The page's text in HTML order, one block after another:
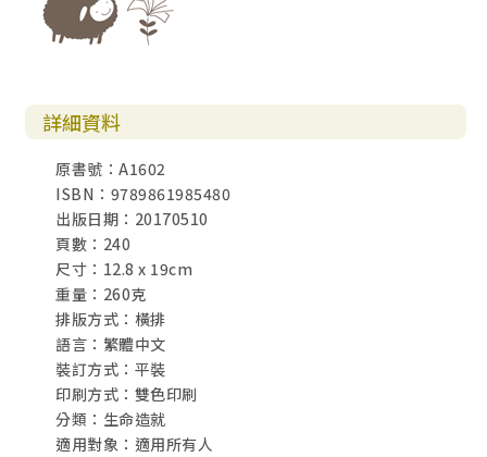
詳細資料
原書號：A1602
ISBN：9789861985480
出版日期：20170510
頁數：240
尺寸：12.8 x 19cm
重量：260克
排版方式：橫排
語言：繁體中文
裝訂方式：平裝
印刷方式：雙色印刷
分類：生命造就
適用對象：適用所有人